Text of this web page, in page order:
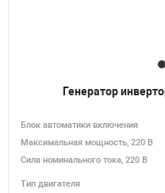
Генератор
Блок автоматики включения
Максимальная мощность, 220 В
Сила номинального тока, 220 В
Тип двигателя